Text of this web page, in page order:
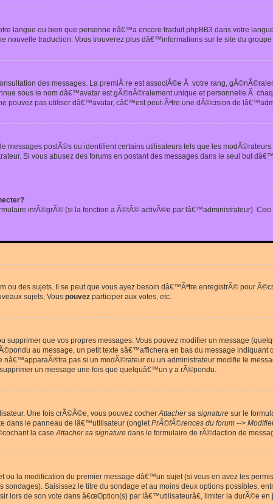
langue ou bien que personne nâ€™a encore traduit phpBB3 dans votre
traduction. Vous trouverez plus dâ€™informations sur le site du
des messages. La premiÃ¨re est associÃ©e Ã votre rang,
sous le nom dâ€™avatar est gÃ©nÃ©ralement unique et personnelle Ã
pouvez pas utiliser dâ€™avatar, câ€™est peut-Ãªtre une dÃ©cision de
postÃ©s ou identifient certains utilisateurs tels que les
Si vous abusez des forums en postant des messages dans le seul but
intÃ©grÃ© (si la fonction a Ã©tÃ© activÃ©e par lâ€™administrateur).
des sujets. Il se peut que vous ayez besoin dâ€™Ãªtre enregistrÃ© pour
sujets, Vous pouvez participer aux votes, etc.
que vos propres messages. Vous pouvez modifier un message
au message, un petit texte sâ€™affichera en bas du message
pas si un modÃ©rateur ou un administrateur modifie le
un message une fois que quelquâ€™un y a rÃ©pondu.
Une fois crÃ©Ã©e, vous pouvez cocherAttacher sa signature sur le
dans le panneau de lâ€™utilisateur (ongletPrÃ©fÃ©rences du forum -->
la caseAttacher sa signature dans le formulaire de rÃ©daction de
ou la modification du premier message dâ€™un sujet (si vous en avez les
Saisissez le titre du sondage et au moins deux options possibles,
de son vote dans â€œOption(s) par lâ€™utilisateurâ€, limiter la durÃ©e